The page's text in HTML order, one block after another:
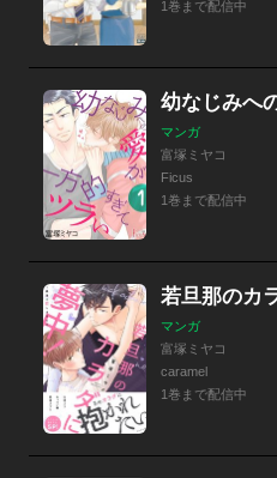
1巻まで配信中
マンガ
富塚ミヤコ
Ficus
1巻まで配信中
マンガ
富塚ミヤコ
caramel
1巻まで配信中